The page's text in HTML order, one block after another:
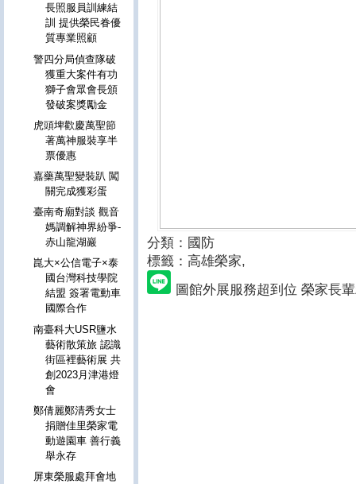
分類：國防
標籤：高雄榮家,
圖館外展服務超到位 榮家長
長照服員訓練結
訓 提供榮民眷優
質專業照顧
警四分局偵查隊破
獲重大案件有功
獅子會眾會長頒
發破案獎勵金
虎頭埤歡慶萬聖節
著萬神服裝享半
票優惠
嘉藥萬聖變裝趴 闖
關完成獲彩蛋
臺南奇廟對談 觀音
媽調解神界紛爭-
赤山龍湖巖
崑大×公信電子×泰
國台灣科技學院
結盟 簽署電動車
國際合作
南臺科大USR鹽水
藝術散策旅 認識
街區裡藝術展 共
創2023月津港燈
會
鄭倩麗鄭清秀女士
捐贈佳里榮家電
動遊園車 善行義
舉永存
屏東榮服處拜會地